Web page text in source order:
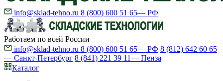
info@sklad-tehno.ru 8 (800) 600 51 65— РФ
Работаем по всей России
info@sklad-tehno.ru 8 (800) 600 51 65— РФ 8 (812) 642 60 65
— Санкт-Петербург 8 (841) 221 39 11— Пенза
Каталог